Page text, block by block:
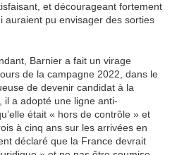
et décourageant fortement
auraient pu envisager des sorties
Barnier a fait un virage
de la campagne 2022, dans le
de devenir candidat à la
il a adopté une ligne anti-
était « hors de contrôle » et
à cinq ans sur les arrivées en
déclaré que la France devrait